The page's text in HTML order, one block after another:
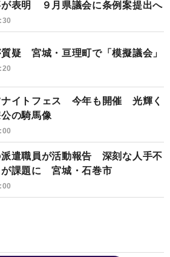
が表明 ９月県議会に条例案提出へ
疑 宮城・亘理町で「模擬議会」
ナイトフェス 今年も開催 光輝く
の騎馬像
遣職員が活動報告 深刻な人手不
が課題に 宮城・石巻市